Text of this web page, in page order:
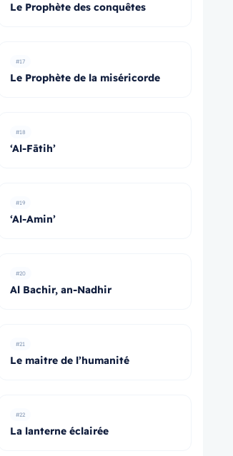
Le Prophète des conquêtes
#17
Le Prophète de la miséricorde
#18
‘Al-Fātih’
#19
‘Al-Amin’
#20
Al Bachir, an-Nadhir
#21
Le maitre de l’humanité
#22
La lanterne éclairée